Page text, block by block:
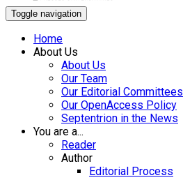
Toggle navigation
Home
About Us
About Us
Our Team
Our Editorial Committees
Our OpenAccess Policy
Septentrion in the News
You are a...
Reader
Author
Editorial Process